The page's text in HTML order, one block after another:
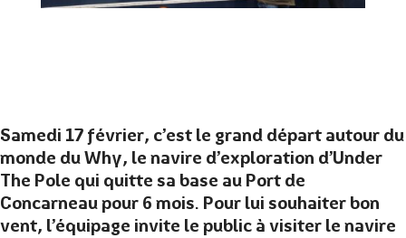
Samedi 17 février, c’est le grand départ autour du
monde du Why, le navire d’exploration d’Under
The Pole qui quitte sa base au Port de
Concarneau pour 6 mois. Pour lui souhaiter bon
vent, l’équipage invite le public à visiter le navire